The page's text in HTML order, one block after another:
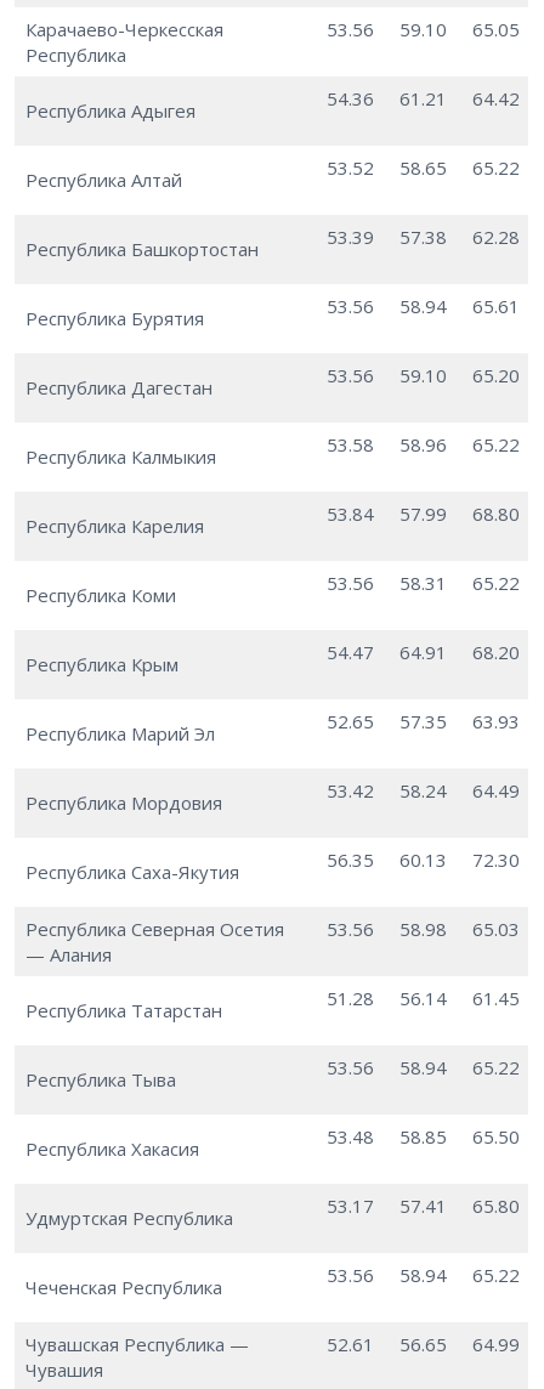
Карачаево-Черкесская
Республика
53.56 59.10 65.05
Республика Адыгея 54.36 61.21 64.42
Республика Алтай 53.52 58.65 65.22
Республика Башкортостан 53.39 57.38 62.28
Республика Бурятия 53.56 58.94 65.61
Республика Дагестан 53.56 59.10 65.20
Республика Калмыкия 53.58 58.96 65.22
Республика Карелия 53.84 57.99 68.80
Республика Коми 53.56 58.31 65.22
Республика Крым 54.47 64.91 68.20
Республика Марий Эл 52.65 57.35 63.93
Республика Мордовия 53.42 58.24 64.49
Республика Саха-Якутия 56.35 60.13 72.30
Республика Северная Осетия
— Алания
53.56 58.98 65.03
Республика Татарстан 51.28 56.14 61.45
Республика Тыва 53.56 58.94 65.22
Республика Хакасия 53.48 58.85 65.50
Удмуртская Республика 53.17 57.41 65.80
Чеченская Республика 53.56 58.94 65.22
Чувашская Республика —
Чувашия
52.61 56.65 64.99